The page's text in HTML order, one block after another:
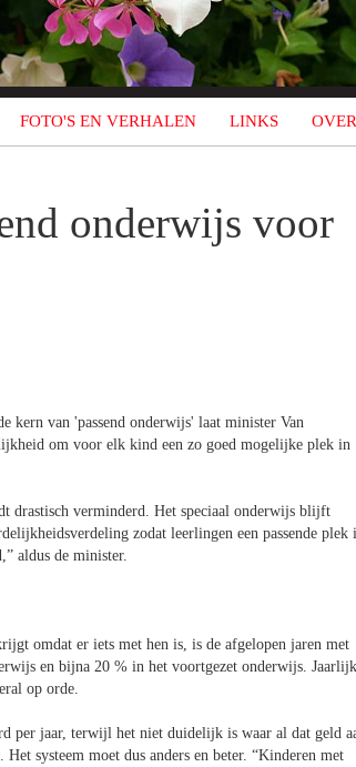
FOTO'S EN VERHALEN LINKS
onderwijs voor
kern van 'passend onderwijs' laat minister Van
om voor elk kind een zo goed mogelijke plek in
drastisch verminderd. Het speciaal onderwijs blijft
zodat leerlingen een passende plek
aldus de minister.
omdat er iets met hen is, is de afgelopen jaren met
en bijna 20 % in het voortgezet onderwijs.
op orde.
per jaar, terwijl het niet duidelijk is waar al dat geld
systeem moet dus anders en beter. “Kinderen met